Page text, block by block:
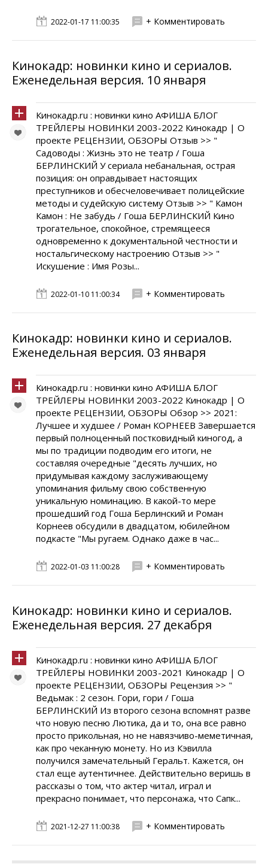
2022-01-17 11:00:35 + Комментировать
Кинокадр: новинки кино и сериалов.
Еженедельная версия. 10 января
Кинокадр.ru : новинки кино АФИША БЛОГ
ТРЕЙЛЕРЫ НОВИНКИ 2003-2022 Кинокадр | О
проекте РЕЦЕНЗИИ, ОБЗОРЫ Отзыв >> "
Садоводы : Жизнь это не театр / Гоша
БЕРЛИНСКИЙ У сериала небанальная, острая
позиция: он оправдывает настоящих
преступников и обесчеловечивает полицейские
методы и судейскую систему Отзыв >> " Камон
Камон : Не забудь / Гоша БЕРЛИНСКИЙ Кино
трогательное, спокойное, стремящееся
одновременно к документальной честности и
ностальгическому настроению Отзыв >> "
Искушение : Имя Розы...
2022-01-10 11:00:34 + Комментировать
Кинокадр: новинки кино и сериалов.
Еженедельная версия. 03 января
Кинокадр.ru : новинки кино АФИША БЛОГ
ТРЕЙЛЕРЫ НОВИНКИ 2003-2022 Кинокадр | О
проекте РЕЦЕНЗИИ, ОБЗОРЫ Обзор >> 2021:
Лучшее и худшее / Роман КОРНЕЕВ Завершается
первый полноценный постковидный киногод, а
мы по традиции подводим его итоги, не
составляя очередные "десять лучших, но
придумывая каждому заслуживающему
упоминания фильму свою собственную
уникальную номинацию. В какой-то мере
прошедший год Гоша Берлинский и Роман
Корнеев обсудили в двадцатом, юбилейном
подкасте "Мы ругаем. Однако даже в час...
2022-01-03 11:00:28 + Комментировать
Кинокадр: новинки кино и сериалов.
Еженедельная версия. 27 декабря
Кинокадр.ru : новинки кино АФИША БЛОГ
ТРЕЙЛЕРЫ НОВИНКИ 2003-2021 Кинокадр | О
проекте РЕЦЕНЗИИ, ОБЗОРЫ Рецензия >> "
Ведьмак : 2 сезон. Гори, гори / Гоша
БЕРЛИНСКИЙ Из второго сезона вспомнят разве
что новую песню Лютика, да и то, она все равно
просто прикольная, но не навязчиво-меметичная,
как про чеканную монету. Но из Кэвилла
получился замечательный Геральт. Кажется, он
стал еще аутентичнее. Действительно веришь в
рассказы о том, что актер читал, играл и
прекрасно понимает, что персонажа, что Сапк...
2021-12-27 11:00:38 + Комментировать